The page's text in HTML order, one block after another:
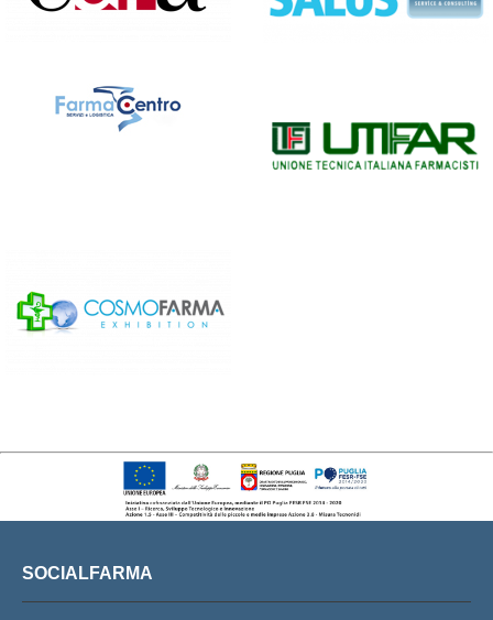
SOCIALFARMA